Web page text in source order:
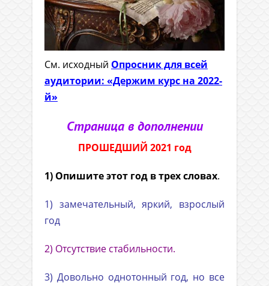
См. исходный Опросник для всей
аудитории: «Держим курс на 2022-
й»
Страница в дополнении
ПРОШЕДШИЙ 2021 год
1) Опишите этот год в трех словах.
1) замечательный, яркий, взрослый
год
2) Отсутствие стабильности.
3) Довольно однотонный год, но все